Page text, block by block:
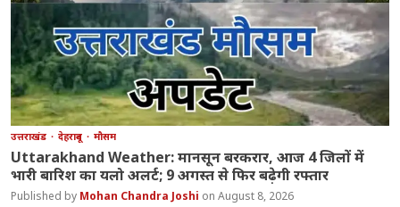
उत्तराखंड देहरादून मौसम
Uttarakhand Weather: मानसून बरकरार, आज 4 जिलों में
भारी बारिश का यलो अलर्ट; 9 अगस्त से फिर बढ़ेगी रफ्तार
Mohan Chandra Joshi August 8, 2026